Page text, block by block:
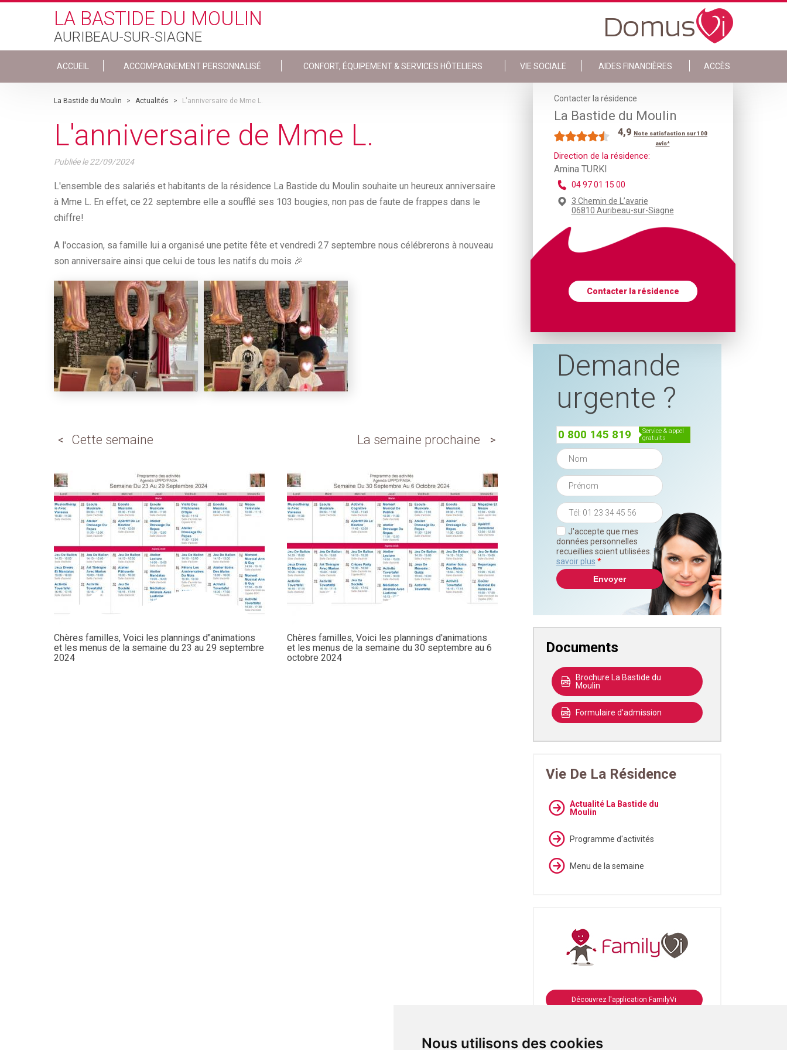
Nous utilisons des cookies
Skip to main content
LA BASTIDE DU MOULIN
AURIBEAU-SUR-SIAGNE
ACCUEIL ACCOMPAGNEMENT PERSONNALISÉ CONFORT, ÉQUIPEMENT & SERVICES HÔTELIERS VIE SOCIALE AIDES FINANCIÈRES ACCÈS
La Bastide du Moulin > Actualités > L'anniversaire de Mme L.
L'anniversaire de Mme L.
Publiée le 22/09/2024
L'ensemble des salariés et habitants de la résidence La Bastide du Moulin souhaite un heureux anniversaire
à Mme L. En effet, ce 22 septembre elle a soufflé ses 103 bougies, non pas de faute de frappes dans le
chiffre!
A l'occasion, sa famille lui a organisé une petite fête et vendredi 27 septembre nous célébrerons à nouveau
son anniversaire ainsi que celui de tous les natifs du mois 🎉
Cette semaine
Chères familles, Voici les plannings d"animations
et les menus de la semaine du 23 au 29 septembre
2024
La semaine prochaine
Chères familles, Voici les plannings d'animations
et les menus de la semaine du 30 septembre au 6
octobre 2024
Contacter la résidence
La Bastide du Moulin
4,9 Note satisfaction sur 100
avis*
Direction de la résidence:
Amina TURKI
04 97 01 15 00
3 Chemin de L’avarie
06810 Auribeau-sur-Siagne
Contacter la résidence
Demande
urgente ?
0 800 145 819
service & appel
gratuits
J'accepte que mes
données personnelles
recueillies soient utilisées. En
savoir plus *
Documents
Brochure La Bastide du
Moulin
Formulaire d'admission
Vie De La Résidence
Actualité La Bastide du
Moulin
Programme d'activités
Menu de la semaine
Découvrez l'application FamilyVi